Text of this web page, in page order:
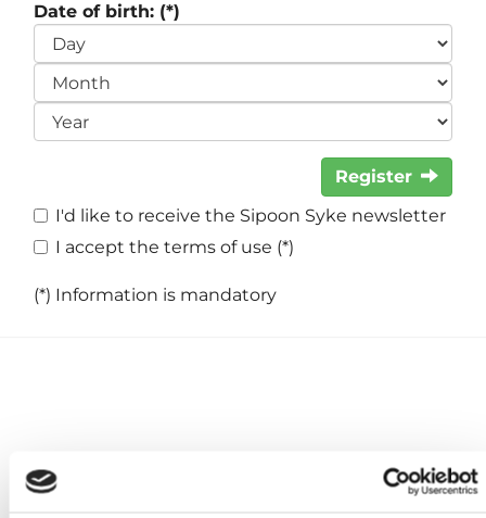
Date of birth: (*)
Register
I'd like to receive the Sipoon Syke newsletter
I accept the terms of use (*)
(*) Information is mandatory